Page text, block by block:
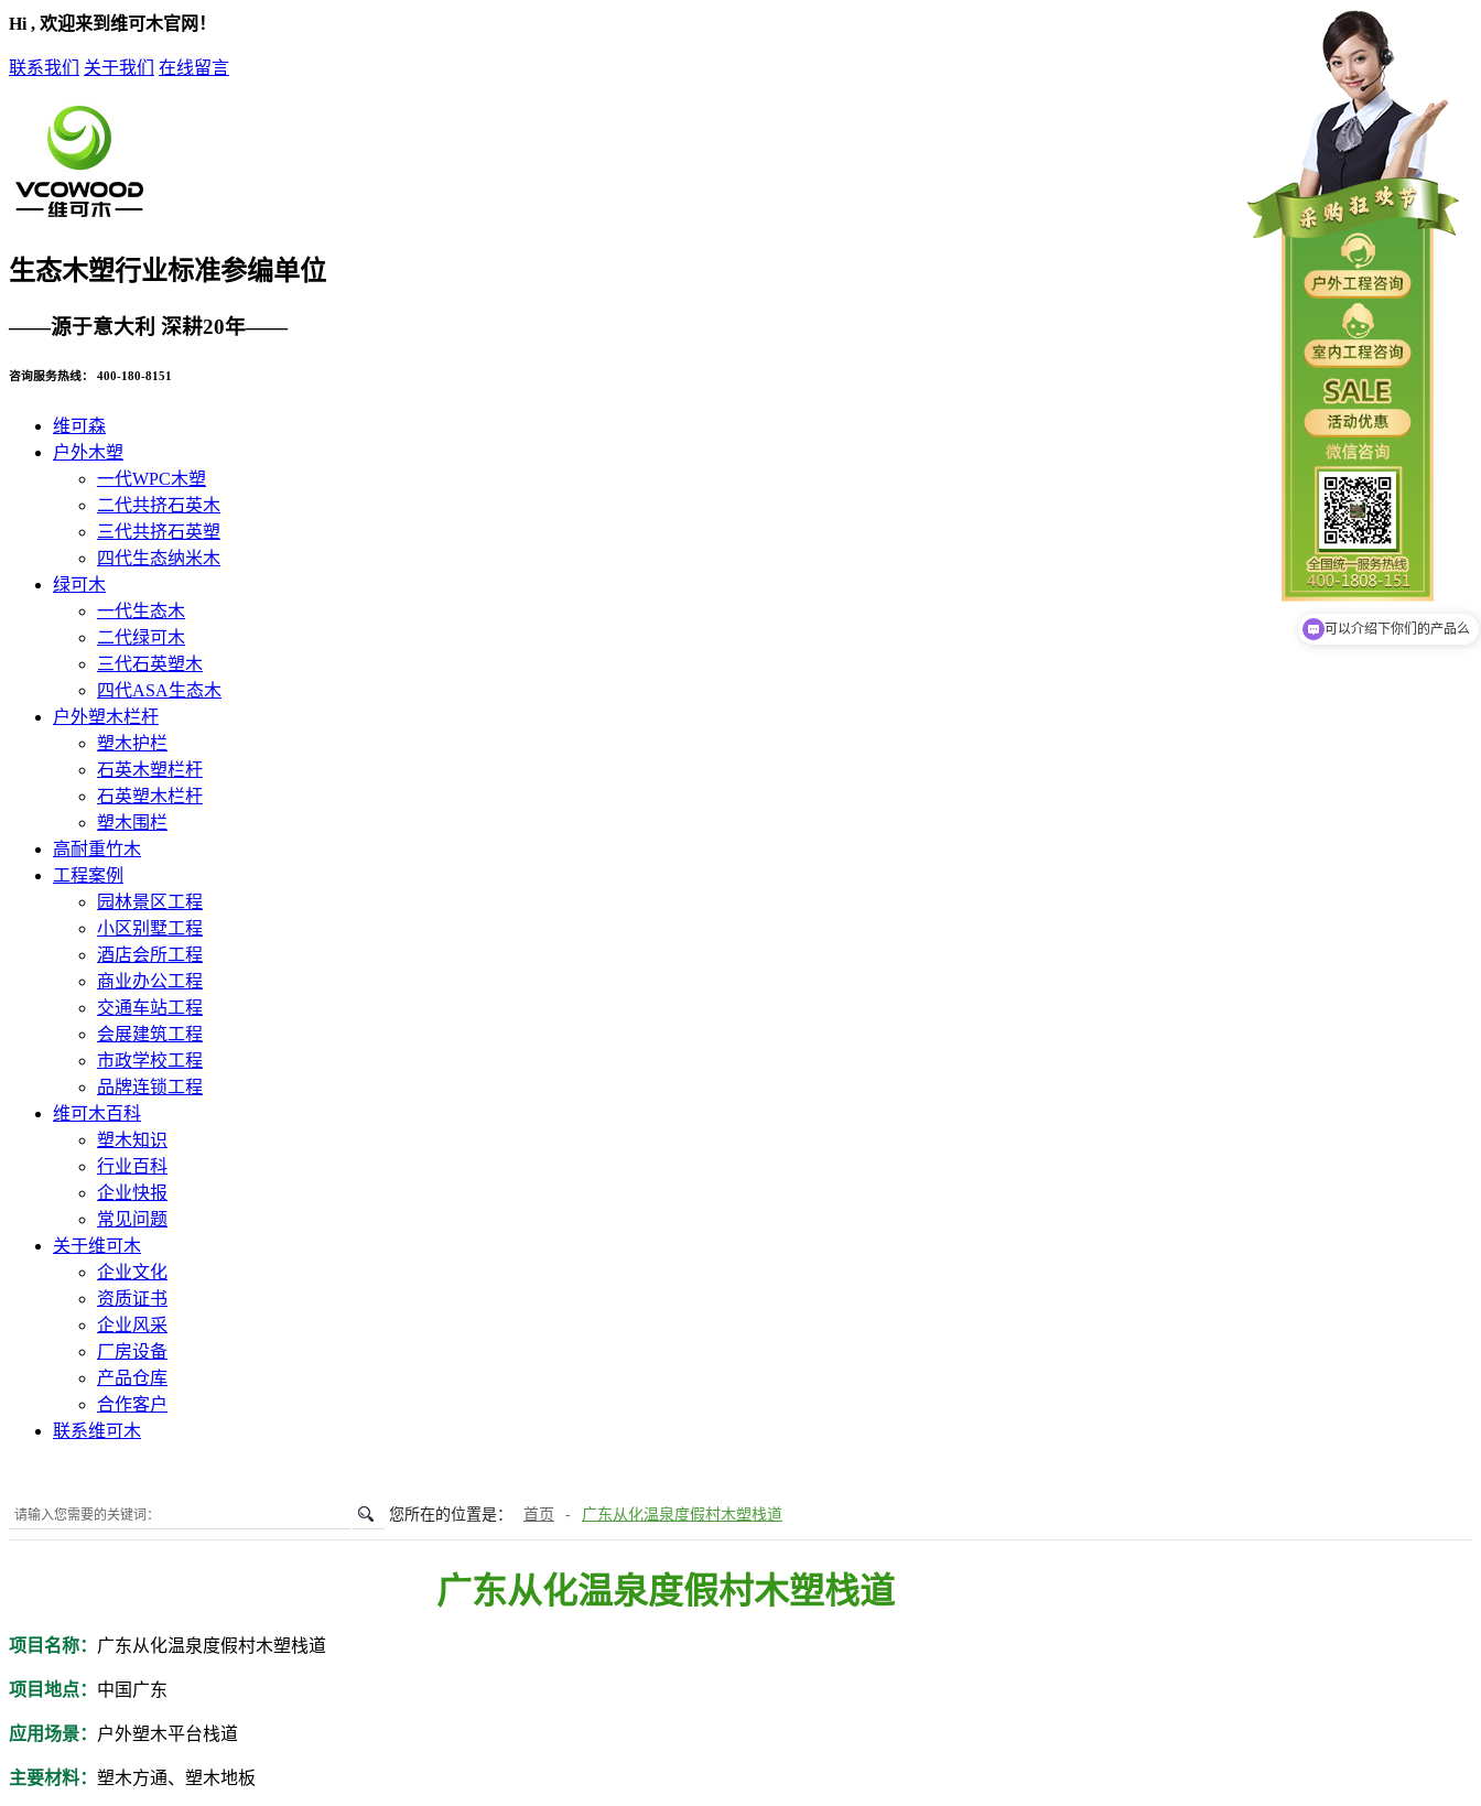
Hi , 欢迎来到维可木官网！
联系我们 关于我们 在线留言
生态木塑行业标准参编单位
——源于意大利 深耕20年——
咨询服务热线： 400-180-8151
维可森
户外木塑
一代WPC木塑
二代共挤石英木
三代共挤石英塑
四代生态纳米木
绿可木
一代生态木
二代绿可木
三代石英塑木
四代ASA生态木
户外塑木栏杆
塑木护栏
石英木塑栏杆
石英塑木栏杆
塑木围栏
高耐重竹木
工程案例
园林景区工程
小区别墅工程
酒店会所工程
商业办公工程
交通车站工程
会展建筑工程
市政学校工程
品牌连锁工程
维可木百科
塑木知识
行业百科
企业快报
常见问题
关于维可木
企业文化
资质证书
企业风采
厂房设备
产品仓库
合作客户
联系维可木
您所在的位置是： 首页 - 广东从化温泉度假村木塑栈道
广东从化温泉度假村木塑栈道
项目名称： 广东从化温泉度假村木塑栈道
项目地点： 中国 广东
应用场景： 户外塑木平台栈道
主要材料： 塑木方通、 塑木地板
你们是怎么收费的呢